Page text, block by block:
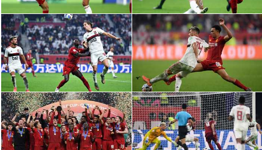
الدوري الإنجليزي
الدوري الإسباني
دوري أبطال أوروبا
القسم الثاني
رياضات أخرى
أمم إفريقيا
كرة السلة الأمريكية